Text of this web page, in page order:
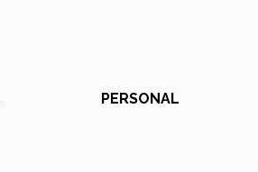
PERSONAL